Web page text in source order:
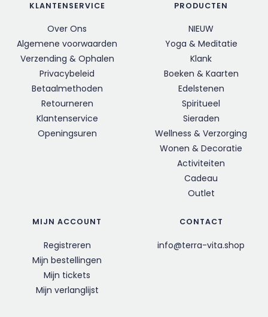
KLANTENSERVICE
Over Ons
Algemene voorwaarden
Verzending & Ophalen
Privacybeleid
Betaalmethoden
Retourneren
Klantenservice
Openingsuren
PRODUCTEN
NIEUW
Yoga & Meditatie
Klank
Boeken & Kaarten
Edelstenen
Spiritueel
Sieraden
Wellness & Verzorging
Wonen & Decoratie
Activiteiten
Cadeau
Outlet
MIJN ACCOUNT
Registreren
Mijn bestellingen
Mijn tickets
Mijn verlanglijst
CONTACT
info@terra-vita.shop